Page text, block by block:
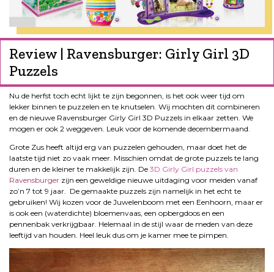
Review | Ravensburger: Girly Girl 3D
Puzzels
Nu de herfst toch echt lijkt te zijn begonnen, is het ook weer tijd om
lekker binnen te puzzelen en te knutselen. Wij mochten dit combineren
en de nieuwe Ravensburger Girly Girl 3D Puzzels in elkaar zetten. We
mogen er ook 2 weggeven. Leuk voor de komende decembermaand.
Grote Zus heeft altijd erg van puzzelen gehouden, maar doet het de
laatste tijd niet zo vaak meer. Misschien omdat de grote puzzels te lang
duren en de kleiner te makkelijk zijn. De 3D Girly Girl puzzels van
Ravensburger zijn een geweldige nieuwe uitdaging voor meiden vanaf
zo’n 7 tot 9 jaar. De gemaakte puzzels zijn namelijk in het echt te
gebruiken! Wij kozen voor de Juwelenboom met een Eenhoorn, maar er
is ook een (waterdichte) bloemenvaas, een opbergdoos en een
pennenbak verkrijgbaar. Helemaal in de stijl waar de meden van deze
leeftijd van houden. Heel leuk dus om je kamer mee te pimpen.